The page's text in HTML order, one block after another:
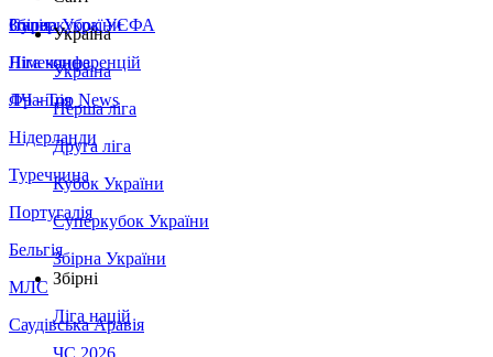
Збірна України
Італія
Німеччина
Франція
Нідерланди
Туреччина
Португалія
Бельгія
МЛС
Саудівська Аравія
Суперкубок УЄФА
Ліга конференцій
ЛЧ - Top News
Україна
Україна
Перша ліга
Друга ліга
Кубок України
Суперкубок України
Збірна України
Збірні
Ліга націй
ЧС 2026